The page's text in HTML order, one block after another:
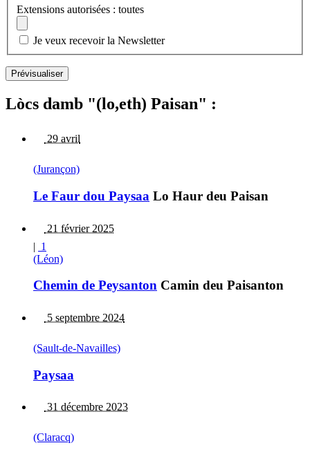
Extensions autorisées : toutes
Je veux recevoir la Newsletter
Lòcs damb "(lo,eth) Paisan" :
29 avril
(Jurançon)
Le Faur dou Paysaa Lo Haur deu Paisan
21 février 2025
| 1
(Léon)
Chemin de Peysanton Camin deu Paisanton
5 septembre 2024
(Sault-de-Navailles)
Paysaa
31 décembre 2023
(Claracq)